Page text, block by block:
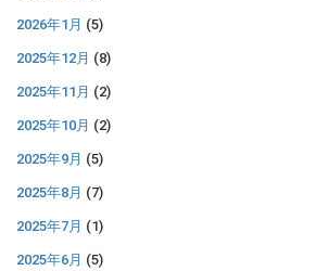
2026年1月 (5)
2025年12月 (8)
2025年11月 (2)
2025年10月 (2)
2025年9月 (5)
2025年8月 (7)
2025年7月 (1)
2025年6月 (5)